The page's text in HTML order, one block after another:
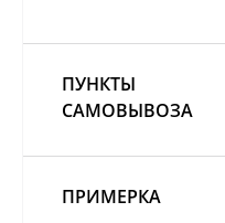
ПУНКТЫ
САМОВЫВОЗА
ПРИМЕРКА